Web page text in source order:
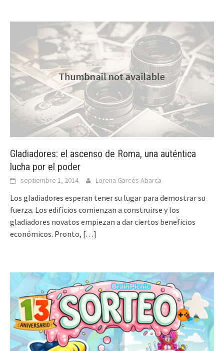
Gladiadores: el ascenso de Roma, una auténtica
lucha por el poder
septiembre 1, 2014 Lorena Garcés Abarca
Los gladiadores esperan tener su lugar para demostrar su
fuerza. Los edificios comienzan a construirse y los
gladiadores novatos empiezan a dar ciertos beneficios
económicos. Pronto, […]